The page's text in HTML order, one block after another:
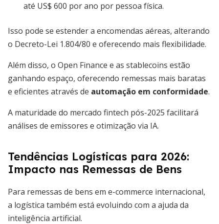
até US$ 600 por ano por pessoa física.
Isso pode se estender a encomendas aéreas, alterando
o Decreto-Lei 1.804/80 e oferecendo mais flexibilidade.
Além disso, o Open Finance e as stablecoins estão
ganhando espaço, oferecendo remessas mais baratas
e eficientes através de automação em conformidade.
A maturidade do mercado fintech pós-2025 facilitará
análises de emissores e otimização via IA.
Tendências Logísticas para 2026:
Impacto nas Remessas de Bens
Para remessas de bens em e-commerce internacional,
a logística também está evoluindo com a ajuda da
inteligência artificial.